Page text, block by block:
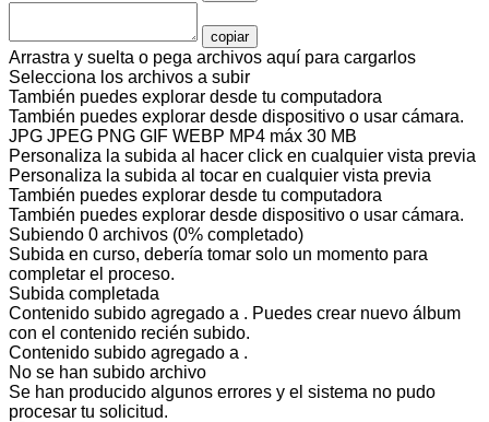
copiar
Arrastra y suelta o pega archivos aquí para cargarlos
Selecciona los archivos a subir
También puedes explorar desde tu computadora
También puedes explorar desde dispositivo o usar cámara.
JPG JPEG PNG GIF WEBP MP4 máx 30 MB
Personaliza la subida al hacer click en cualquier vista previa
Personaliza la subida al tocar en cualquier vista previa
También puedes explorar desde tu computadora
También puedes explorar desde dispositivo o usar cámara.
Subiendo 0 archivos (0% completado)
Subida en curso, debería tomar solo un momento para
completar el proceso.
Subida completada
Contenido subido agregado a . Puedes crear nuevo álbum
con el contenido recién subido.
Contenido subido agregado a .
No se han subido archivo
Se han producido algunos errores y el sistema no pudo
procesar tu solicitud.